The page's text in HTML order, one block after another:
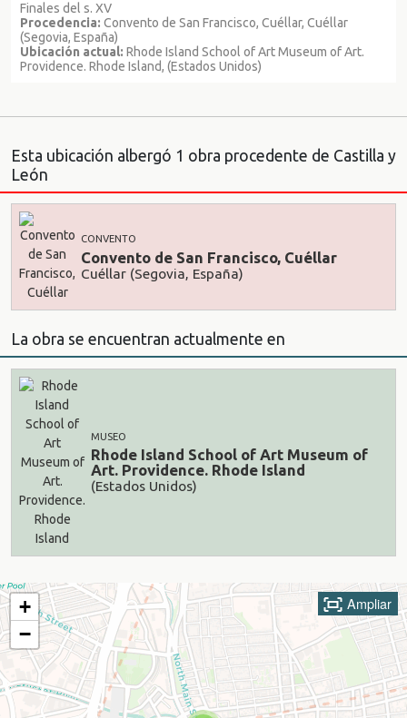
Finales del s. XV
Procedencia: Convento de San Francisco, Cuéllar, Cuéllar
(Segovia, España)
Ubicación actual: Rhode Island School of Art Museum of Art.
Providence. Rhode Island, (Estados Unidos)
Esta ubicación albergó 1 obra procedente de Castilla y
León
CONVENTO
Convento de San Francisco, Cuéllar
Cuéllar (Segovia, España)
La obra se encuentran actualmente en
MUSEO
Rhode Island School of Art Museum of
Art. Providence. Rhode Island
(Estados Unidos)
Ampliar
+
−